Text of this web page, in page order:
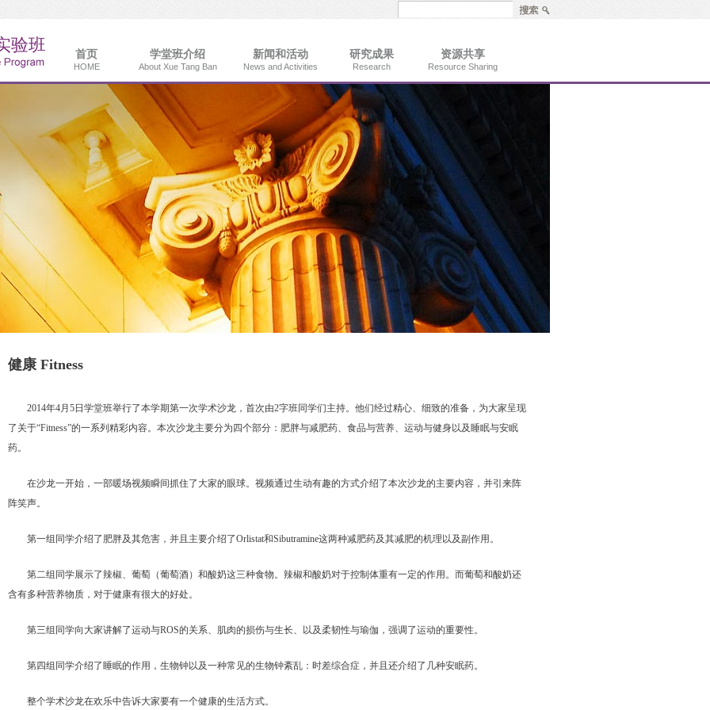
首页
HOME
学堂班介绍
About Xue Tang Ban
新闻和活动
News and Activities
研究成果
Research
资源共享
Resource Sharing
健康 Fitness
2014年4月5日学堂班举行了本学期第一次学术沙龙，首次由2字班同学们主持。他们经过精心、细致的准备，为大家呈现
了关于“Fitness”的一系列精彩内容。本次沙龙主要分为四个部分：肥胖与减肥药、食品与营养、运动与健身以及睡眠与安眠
药。
在沙龙一开始，一部暖场视频瞬间抓住了大家的眼球。视频通过生动有趣的方式介绍了本次沙龙的主要内容，并引来阵
阵笑声。
第一组同学介绍了肥胖及其危害，并且主要介绍了Orlistat和Sibutramine这两种减肥药及其减肥的机理以及副作用。
第二组同学展示了辣椒、葡萄（葡萄酒）和酸奶这三种食物。辣椒和酸奶对于控制体重有一定的作用。而葡萄和酸奶还
含有多种营养物质，对于健康有很大的好处。
第三组同学向大家讲解了运动与ROS的关系、肌肉的损伤与生长、以及柔韧性与瑜伽，强调了运动的重要性。
第四组同学介绍了睡眠的作用，生物钟以及一种常见的生物钟紊乱：时差综合症，并且还介绍了几种安眠药。
整个学术沙龙在欢乐中告诉大家要有一个健康的生活方式。